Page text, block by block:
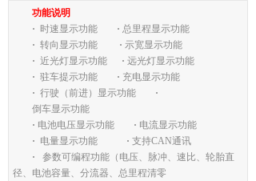
功能说明
· 时速显示功能 · 总里程显示功能
· 转向显示功能 · 示宽显示功能
· 近光灯显示功能 · 远光灯显示功能
· 驻车提示功能 · 充电显示功能
· 行驶（前进）显示功能 ·
倒车显示功能
· 电池电压显示功能 · 电流显示功能
· 电量显示功能 · 支持CAN通讯
·
参数可编程功能（电压、脉冲、速比、轮胎直
径、电池容量、分流器、总里程清零